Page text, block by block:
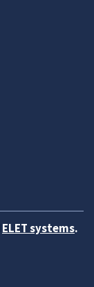
ELET systems.